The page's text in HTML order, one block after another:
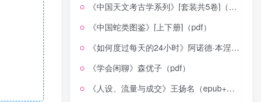
《中国天文考古学系列》[套装共5卷]（epub+mobi+azw3+pdf）
《中国蛇类图鉴》[上下册]（pdf）
《如何度过每天的24小时》阿诺德·本涅特（epub+mobi+azw3+pdf）
《学会闲聊》森优子（pdf）
《人设、流量与成交》王扬名（epub+mobi+azw3+pdf）